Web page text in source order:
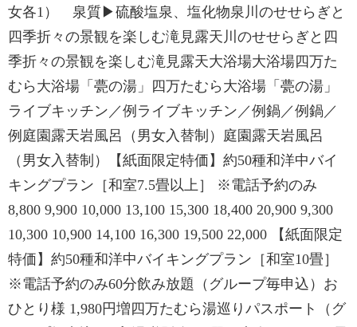
女各1） 泉質▶硫酸塩泉、塩化物泉川のせせらぎと
四季折々の景観を楽しむ滝見露天川のせせらぎと四
季折々の景観を楽しむ滝見露天大浴場大浴場四万た
むら大浴場「甍の湯」四万たむら大浴場「甍の湯」
ライブキッチン／例ライブキッチン／例鍋／例鍋／
例庭園露天岩風呂（男女入替制）庭園露天岩風呂
（男女入替制）【紙面限定特価】約50種和洋中バイ
キングプラン［和室7.5畳以上］ ※電話予約のみ
8,800 9,900 10,000 13,100 15,300 18,400 20,900 9,300
10,300 10,900 14,100 16,300 19,500 22,000 【紙面限定
特価】約50種和洋中バイキングプラン［和室10畳］
※電話予約のみ60分飲み放題（グループ毎申込）お
ひとり様 1,980円増四万たむら湯巡りパスポート（グ